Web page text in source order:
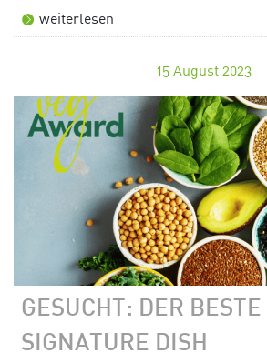
weiterlesen
15 August 2023
GESUCHT: DER BESTE
SIGNATURE DISH